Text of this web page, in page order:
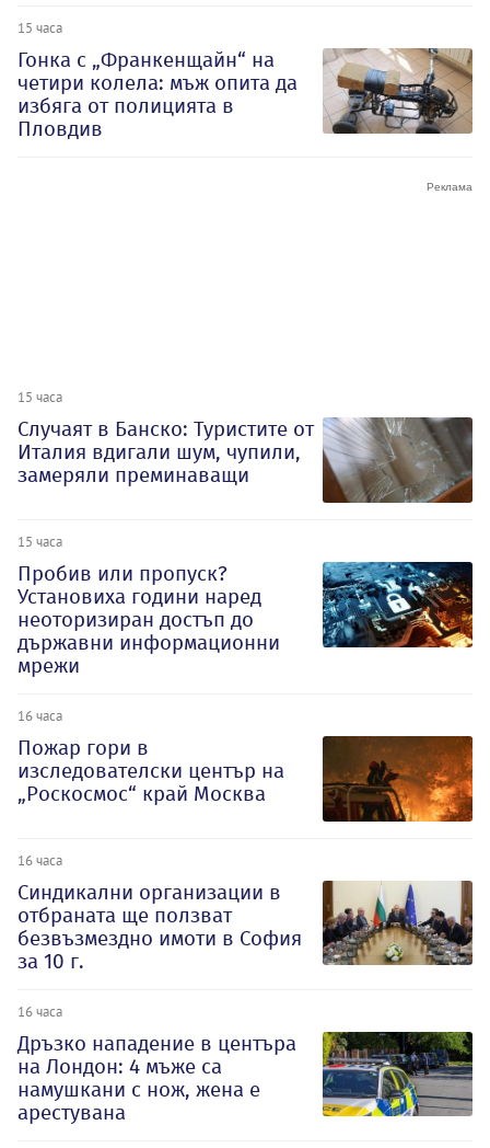
15 часа
Гонка с „Франкенщайн“ на
четири колела: мъж опита да
избяга от полицията в
Пловдив
15 часа
Случаят в Банско: Туристите от
Италия вдигали шум, чупили,
замеряли преминаващи
15 часа
Пробив или пропуск?
Установиха години наред
неоторизиран достъп до
държавни информационни
мрежи
16 часа
Пожар гори в
изследователски център на
„Роскосмос“ край Москва
16 часа
Синдикални организации в
отбраната ще ползват
безвъзмездно имоти в София
за 10 г.
16 часа
Дръзко нападение в центъра
на Лондон: 4 мъже са
намушкани с нож, жена е
арестувана